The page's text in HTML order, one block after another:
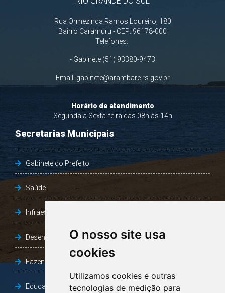
O nosso site usa
cookies
Utilizamos cookies e outras
tecnologias de medição para
Rua Ormezinda Ramos Loureiro, 180
Bairro Caramuru - CEP: 96178-000
Telefones:
- Gabinete (51) 93380-9473
Email: gabinete@arambare.rs.gov.br
Horário de atendimento
Segunda a Sexta-feira das 08h às 14h
Secretarias Municipais
Gabinete do Prefeito
Saúde
Infraestrutura, Agricultura e Meio Ambiente
Desenvolvimento Social
Fazenda e Desenvolvimento Econômico
Educação